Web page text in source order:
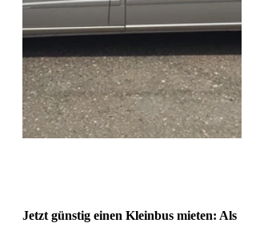
Jetzt günstig einen Kleinbus mieten: Als